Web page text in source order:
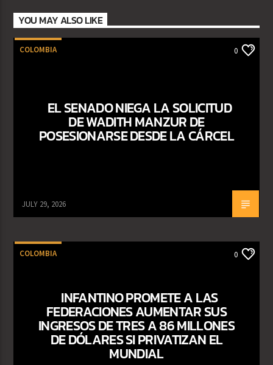
YOU MAY ALSO LIKE
COLOMBIA 0
EL SENADO NIEGA LA SOLICITUD
DE WADITH MANZUR DE
POSESIONARSE DESDE LA CÁRCEL
JULY 29, 2026
COLOMBIA 0
INFANTINO PROMETE A LAS
FEDERACIONES AUMENTAR SUS
INGRESOS DE TRES A 86 MILLONES
DE DÓLARES SI PRIVATIZAN EL
MUNDIAL